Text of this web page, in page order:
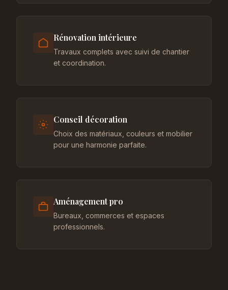
Rénovation intérieure
Travaux complets avec suivi de chantier
et coordination.
Conseil décoration
Choix des matériaux, couleurs et mobilier
pour une harmonie parfaite.
Aménagement pro
Bureaux, commerces et espaces
professionnels.